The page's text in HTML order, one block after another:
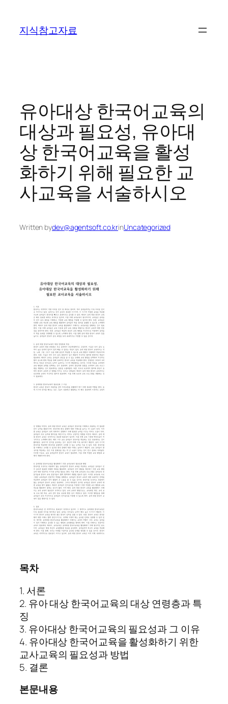
지식참고자료
유아대상 한국어교육의
대상과 필요성, 유아대
상 한국어교육을 활성
화하기 위해 필요한 교
사교육을 서술하시오
Written bydev@agentsoft.co.krinUncategorized
목차
1. 서론
2. 유아 대상 한국어교육의 대상 연령층과 특
징
3. 유아대상 한국어교육의 필요성과 그 이유
4. 유아대상 한국어교육을 활성화하기 위한
교사교육의 필요성과 방법
5. 결론
본문내용